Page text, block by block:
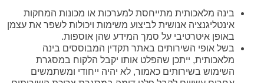
בינה מלאכותית מתייחסת למערכות או מכונות המחקות
אינטליגנציה אנושית לביצוע משימות ויכולות לשפר את עצמן
באופן איטרטיבי על סמך המידע שהן אוספות.
בשל אופי השירותים באתר תקדין המבוססים בינה
מלאכותית, ייתכן שהפלט אותו יקבל הלקוח במסגרת
השימוש בשירותים כאמור, לא יהיה ייחודי ומשתמשים